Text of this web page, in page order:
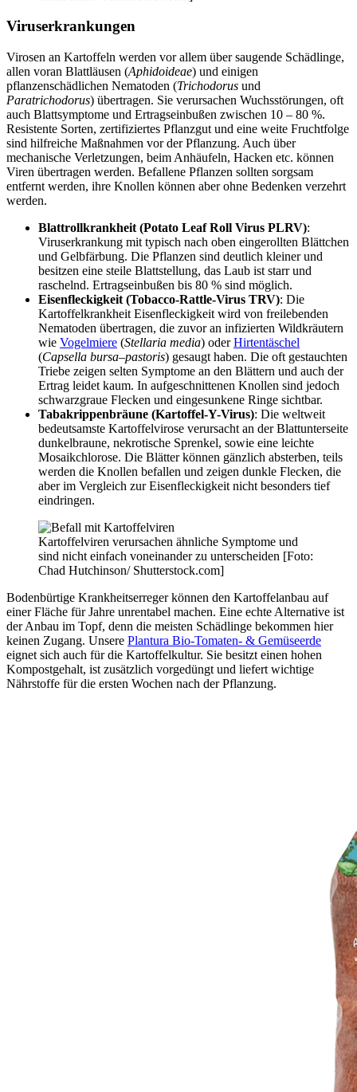
Viruserkrankungen
Virosen an Kartoffeln werden vor allem über saugende Schädlinge,
allen voran Blattläusen (Aphidoideae) und einigen
pflanzenschädlichen Nematoden (Trichodorus und
Paratrichodorus) übertragen. Sie verursachen Wuchsstörungen, oft
auch Blattsymptome und Ertragseinbußen zwischen 10 – 80 %.
Resistente Sorten, zertifiziertes Pflanzgut und eine weite Fruchtfolge
sind hilfreiche Maßnahmen vor der Pflanzung. Auch über
mechanische Verletzungen, beim Anhäufeln, Hacken etc. können
Viren übertragen werden. Befallene Pflanzen sollten sorgsam
entfernt werden, ihre Knollen können aber ohne Bedenken verzehrt
werden.
Blattrollkrankheit (Potato Leaf Roll Virus PLRV):
Viruserkrankung mit typisch nach oben eingerollten Blättchen
und Gelbfärbung. Die Pflanzen sind deutlich kleiner und
besitzen eine steile Blattstellung, das Laub ist starr und
raschelnd. Ertragseinbußen bis 80 % sind möglich.
Eisenfleckigkeit (Tobacco-Rattle-Virus TRV): Die
Kartoffelkrankheit Eisenfleckigkeit wird von freilebenden
Nematoden übertragen, die zuvor an infizierten Wildkräutern
wie Vogelmiere (Stellaria media) oderHirtentäschel
(Capsella bursa–pastoris) gesaugt haben. Die oft gestauchten
Triebe zeigen selten Symptome an den Blättern und auch der
Ertrag leidet kaum. In aufgeschnittenen Knollen sind jedoch
schwarzgraue Flecken und eingesunkene Ringe sichtbar.
Tabakrippenbräune (Kartoffel-Y-Virus): Die weltweit
bedeutsamste Kartoffelvirose verursacht an der Blattunterseite
dunkelbraune, nekrotische Sprenkel, sowie eine leichte
Mosaikchlorose. Die Blätter können gänzlich absterben, teils
werden die Knollen befallen und zeigen dunkle Flecken, die
aber im Vergleich zur Eisenfleckigkeit nicht besonders tief
eindringen.
Kartoffelviren verursachen ähnliche Symptome und
sind nicht einfach voneinander zu unterscheiden [Foto:
Chad Hutchinson/ Shutterstock.com]
Bodenbürtige Krankheitserreger können den Kartoffelanbau auf
einer Fläche für Jahre unrentabel machen. Eine echte Alternative ist
der Anbau im Topf, denn die meisten Schädlinge bekommen hier
keinen Zugang. Unsere Plantura Bio-Tomaten- & Gemüseerde
eignet sich auch für die Kartoffelkultur. Sie besitzt einen hohen
Kompostgehalt, ist zusätzlich vorgedüngt und liefert wichtige
Nährstoffe für die ersten Wochen nach der Pflanzung.